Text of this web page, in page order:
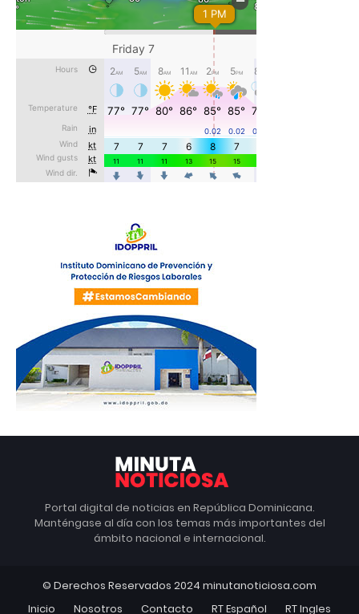
Portal digital de noticias en República Dominicana.
Manténgase al día con los temas más importantes del
ámbito nacional e internacional.
© Derechos Reservados 2024 minutanoticiosa.com
Inicio
Nosotros Contacto RT Español RT Ingles